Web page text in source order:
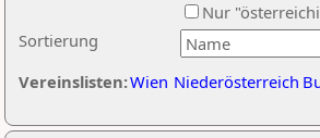
Sortierung
Nur
Vereinslisten:Wien Niederösterreich